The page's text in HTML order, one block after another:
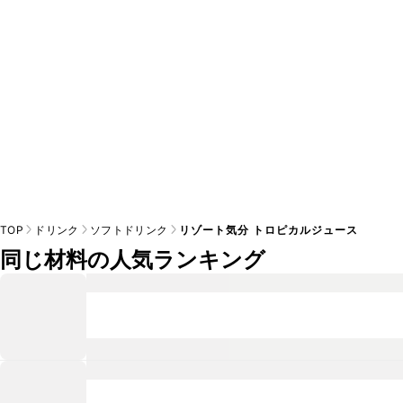
TOP ドリンク ソフトドリンク リゾート気分 トロピカルジュース
同じ材料の人気ランキング